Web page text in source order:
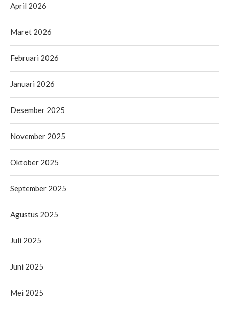
April 2026
Maret 2026
Februari 2026
Januari 2026
Desember 2025
November 2025
Oktober 2025
September 2025
Agustus 2025
Juli 2025
Juni 2025
Mei 2025